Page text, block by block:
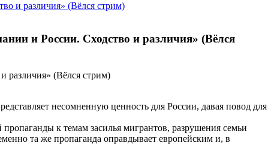
и различия» (Вёлся стрим)
и России. Сходство и различия» (Вёлся
несомненную ценность для России, давая повод для
к темам засилья мигрантов, разрушения семьи
та же пропаганда оправдывает европейским и, в